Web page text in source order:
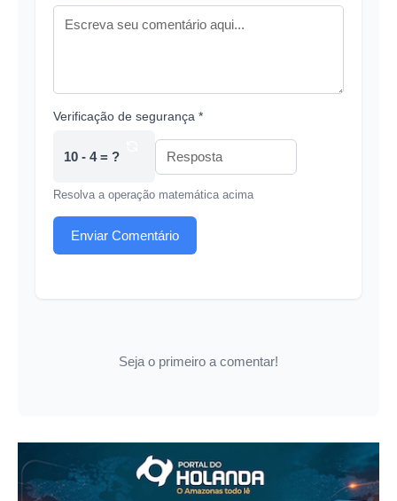
Verificação de segurança *
10 - 4 = ?
Resolva a operação matemática acima
Enviar Comentário
Seja o primeiro a comentar!